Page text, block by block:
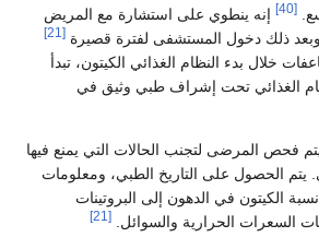
[40]
إنه ينطوي على استشارة مع المريض
وبعد ذلك دخول المستشفى لفترة قصيرة [21]
خلال بدء النظام الغذائي الكيتون، تبدأ
الغذائي تحت إشراف طبي وثيق في
فحص المرضى لتجنب الحالات التي يمنع فيها
يتم الحصول على التاريخ الطبي، ومعلومات
الكيتون في الدهون إلى البروتينات
السعرات الحرارية والسوائل.
[21]